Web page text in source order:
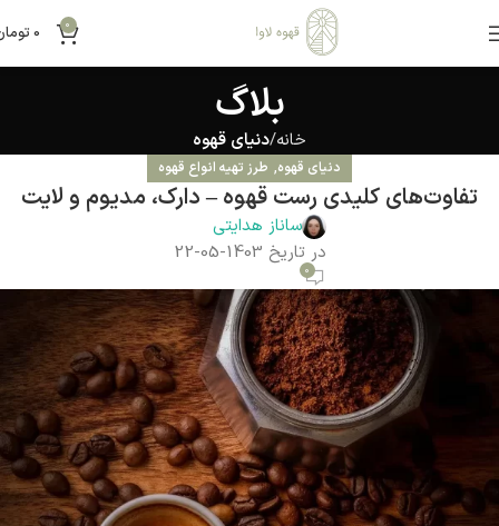
0
0
بلاگ
خانه دنیای قهوه
دنیای قهوه, طرز تهیه انواع قهوه
تفاوت‌های کلیدی رست قهوه – دارک، مدیوم و لایت
ساناز هدایتی
در تاریخ 1403-05-22
0